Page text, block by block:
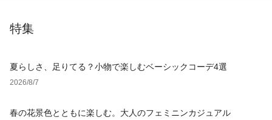
特集
夏らしさ、足りてる？小物で楽しむベーシックコーデ4選
2026/8/7
春の花景色とともに楽しむ。大人のフェミニンカジュアル